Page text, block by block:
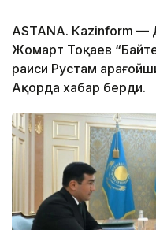
ASTANА. Каzinform —
Жомарт Тоқаев
раиси Рустам
Ақорда хабар берди.